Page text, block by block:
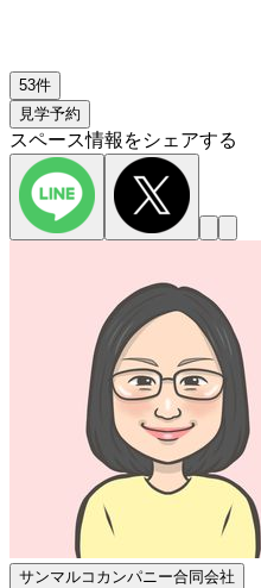
53件
見学予約
スペース情報をシェアする
サンマルコカンパニー合同会社